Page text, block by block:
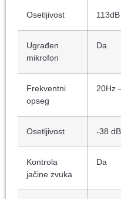
Osetljivost 113dB
Ugrađen
mikrofon
Da
Frekventni
opseg
20Hz
Osetljivost -38 dB
Kontrola
jačine zvuka
Da